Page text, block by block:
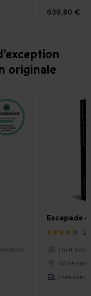
639,80 €
originale
Escapade
28
1 nuit avec
40 séjours
Livraison